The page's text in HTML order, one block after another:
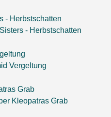
- Herbstschatten
Vergeltung
Kleopatras Grab